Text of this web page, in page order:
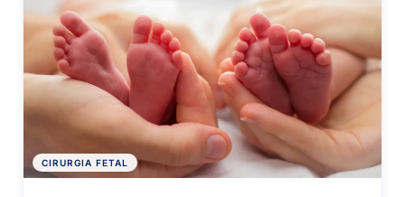
CIRURGIA FETAL